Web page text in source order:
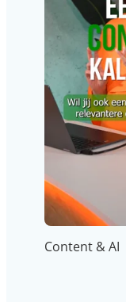
Content & AI